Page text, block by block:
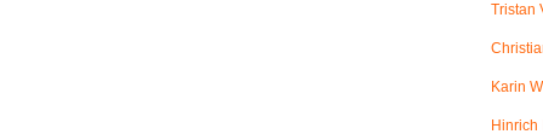
Tristan
Karin
Hinrich